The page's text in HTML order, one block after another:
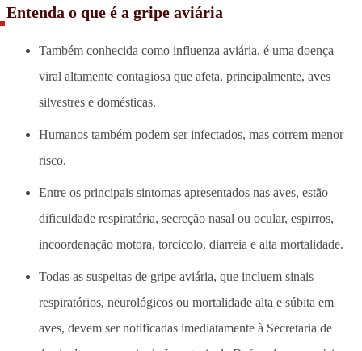
Entenda o que é a gripe aviária
Também conhecida como influenza aviária, é uma doença
viral altamente contagiosa que afeta, principalmente, aves
silvestres e domésticas.
Humanos também podem ser infectados, mas correm menor
risco.
Entre os principais sintomas apresentados nas aves, estão
dificuldade respiratória, secreção nasal ou ocular, espirros,
incoordenação motora, torcicolo, diarreia e alta mortalidade.
Todas as suspeitas de gripe aviária, que incluem sinais
respiratórios, neurológicos ou mortalidade alta e súbita em
aves, devem ser notificadas imediatamente à Secretaria de